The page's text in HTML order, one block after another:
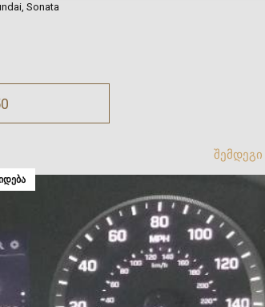
Sonata
შემდეგი